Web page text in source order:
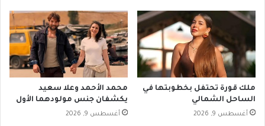
ملك قورة تحتفل بخطوبتها في
الساحل الشمالي
أغسطس 9, 2026
محمد الأحمد وعلا سعيد
يكشفان جنس مولودهما الأول
أغسطس 9, 2026